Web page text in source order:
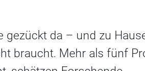
gezückt da – und zu
braucht. Mehr als fünf